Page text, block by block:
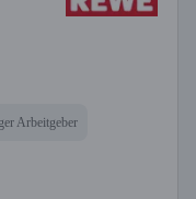
Arbeitgeber